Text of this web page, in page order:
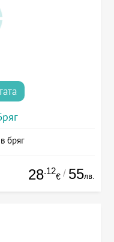
бряг
28.12
€ / 55лв.